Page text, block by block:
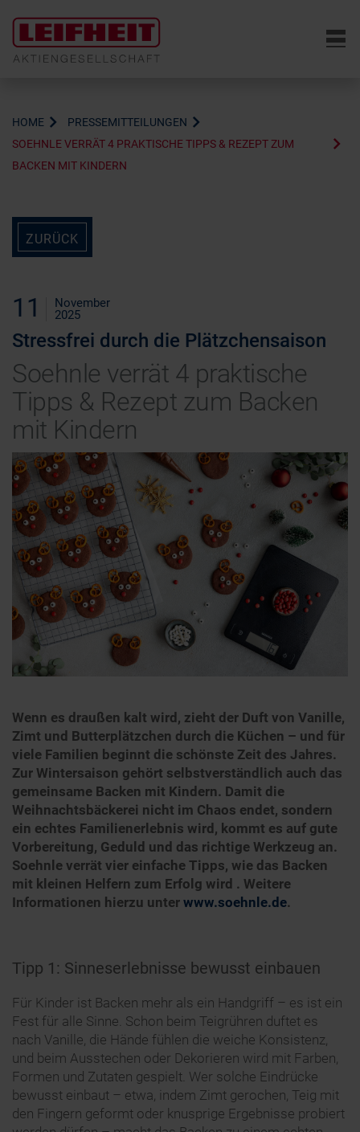
6
HOME
PRESSEMITTEILUNGEN
SOEHNLE VERRÄT 4 PRAKTISCHE TIPPS & REZEPT ZUM
BACKEN MIT KINDERN
ZURÜCK
11
November
2025
Stressfrei durch die Plätzchensaison
Soehnle verrät 4 praktische
Tipps & Rezept zum Backen
mit Kindern
Wenn es draußen kalt wird, zieht der Duft von Vanille,
Zimt und Butterplätzchen durch die Küchen – und für
viele Familien beginnt die schönste Zeit des Jahres.
Zur Wintersaison gehört selbstverständlich auch das
gemeinsame Backen mit Kindern. Damit die
Weihnachtsbäckerei nicht im Chaos endet, sondern
ein echtes Familienerlebnis wird, kommt es auf gute
Vorbereitung, Geduld und das richtige Werkzeug an.
Soehnle verrät vier einfache Tipps, wie das Backen
mit kleinen Helfern zum Erfolg wird . Weitere
Informationen hierzu unter www.soehnle.de.
Tipp 1: Sinneserlebnisse bewusst einbauen
Für Kinder ist Backen mehr als ein Handgriff – es ist ein
Fest für alle Sinne. Schon beim Teigrühren duftet es
nach Vanille, die Hände fühlen die weiche Konsistenz,
und beim Ausstechen oder Dekorieren wird mit Farben,
Formen und Zutaten gespielt. Wer solche Eindrücke
bewusst einbaut – etwa, indem Zimt gerochen, Teig mit
den Fingern geformt oder knusprige Ergebnisse probiert